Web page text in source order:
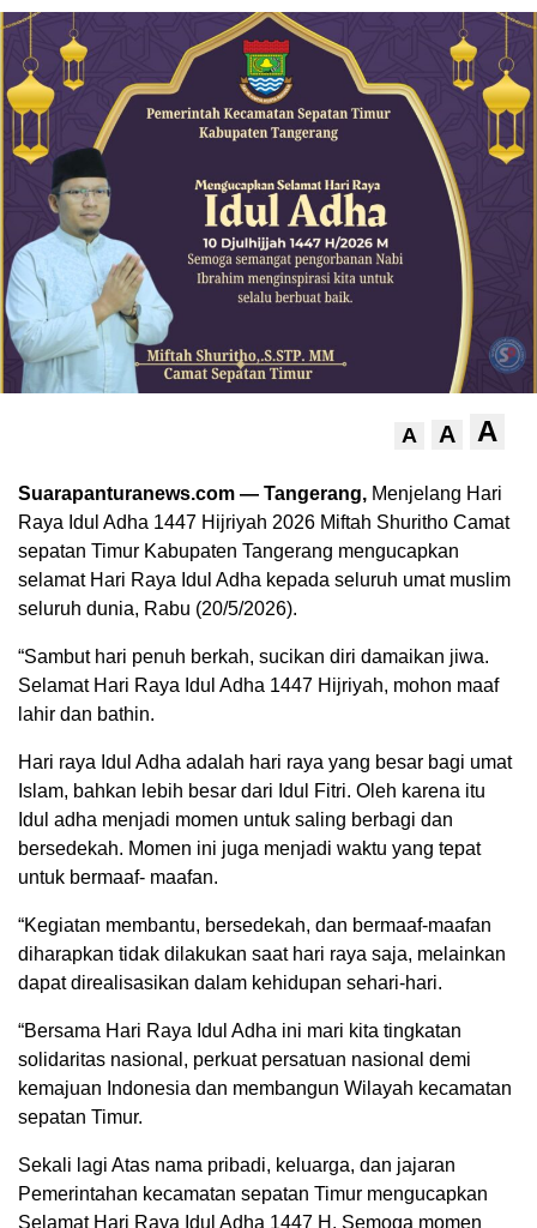
A A A
Suarapanturanews.com — Tangerang, Menjelang Hari
Raya Idul Adha 1447 Hijriyah 2026 Miftah Shuritho Camat
sepatan Timur Kabupaten Tangerang mengucapkan
selamat Hari Raya Idul Adha kepada seluruh umat muslim
seluruh dunia, Rabu (20/5/2026).
“Sambut hari penuh berkah, sucikan diri damaikan jiwa.
Selamat Hari Raya Idul Adha 1447 Hijriyah, mohon maaf
lahir dan bathin.
Hari raya Idul Adha adalah hari raya yang besar bagi umat
Islam, bahkan lebih besar dari Idul Fitri. Oleh karena itu
Idul adha menjadi momen untuk saling berbagi dan
bersedekah. Momen ini juga menjadi waktu yang tepat
untuk bermaaf- maafan.
“Kegiatan membantu, bersedekah, dan bermaaf-maafan
diharapkan tidak dilakukan saat hari raya saja, melainkan
dapat direalisasikan dalam kehidupan sehari-hari.
“Bersama Hari Raya Idul Adha ini mari kita tingkatan
solidaritas nasional, perkuat persatuan nasional demi
kemajuan Indonesia dan membangun Wilayah kecamatan
sepatan Timur.
Sekali lagi Atas nama pribadi, keluarga, dan jajaran
Pemerintahan kecamatan sepatan Timur mengucapkan
Selamat Hari Raya Idul Adha 1447 H. Semoga momen